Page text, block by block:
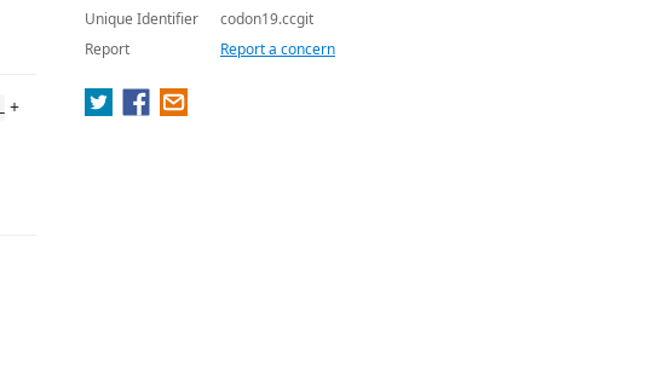
+
Unique Identifier
codon19.ccgit
Report
Report a concern